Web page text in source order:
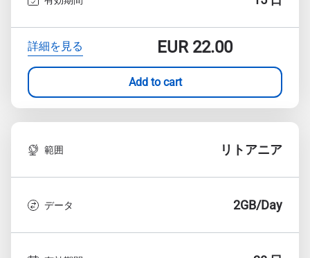
詳細を見る EUR22.00
Add to cart
範囲 リトアニア
データ 2GB/Day